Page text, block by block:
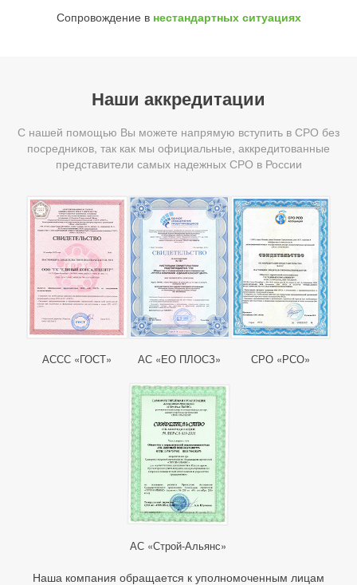
Сопровождение в нестандартных ситуациях
Наши аккредитации
С нашей помощью Вы можете напрямую вступить в СРО без
посредников, так как мы официальные, аккредитованные
представители самых надежных СРО в России
АССС «ГОСТ» АС «ЕО ПЛОСЗ» СРО «РСО»
АС «Строй-Альянс»
Наша компания обращается к уполномоченным лицам